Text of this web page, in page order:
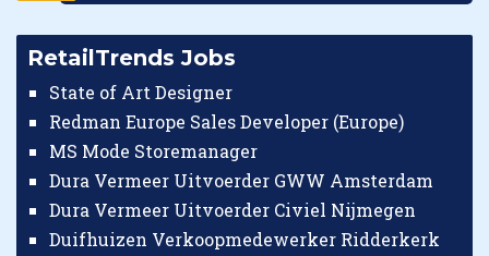
RetailTrends Jobs
State of Art Designer
Redman Europe Sales Developer (Europe)
MS Mode Storemanager
Dura Vermeer Uitvoerder GWW Amsterdam
Dura Vermeer Uitvoerder Civiel Nijmegen
Duifhuizen Verkoopmedewerker Ridderkerk